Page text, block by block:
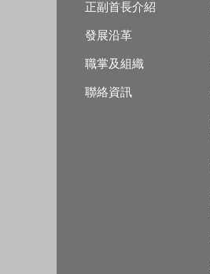
正副首長介紹
發展沿革
職掌及組織
聯絡資訊